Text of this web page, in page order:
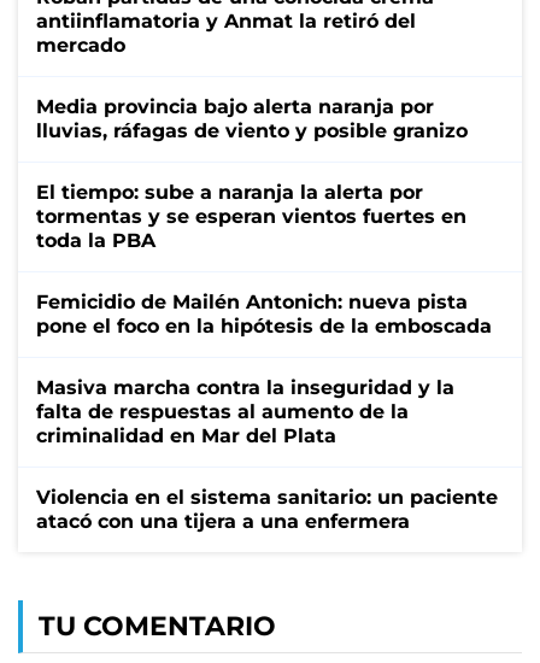
antiinflamatoria y Anmat la retiró del
mercado
Media provincia bajo alerta naranja por
lluvias, ráfagas de viento y posible granizo
El tiempo: sube a naranja la alerta por
tormentas y se esperan vientos fuertes en
toda la PBA
Femicidio de Mailén Antonich: nueva pista
pone el foco en la hipótesis de la emboscada
Masiva marcha contra la inseguridad y la
falta de respuestas al aumento de la
criminalidad en Mar del Plata
Violencia en el sistema sanitario: un paciente
atacó con una tijera a una enfermera
TU COMENTARIO